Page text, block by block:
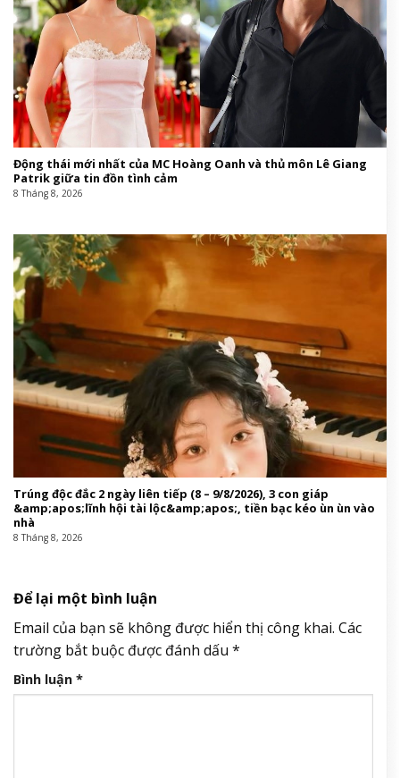
Động thái mới nhất của MC Hoàng Oanh và thủ môn Lê Giang
Patrik giữa tin đồn tình cảm
8 Tháng 8, 2026
Trúng độc đắc 2 ngày liên tiếp (8 – 9/8/2026), 3 con giáp
&amp;apos;lĩnh hội tài lộc&amp;apos;, tiền bạc kéo ùn ùn vào
nhà
8 Tháng 8, 2026
Để lại một bình luận
Email của bạn sẽ không được hiển thị công khai. Các
trường bắt buộc được đánh dấu *
Bình luận *